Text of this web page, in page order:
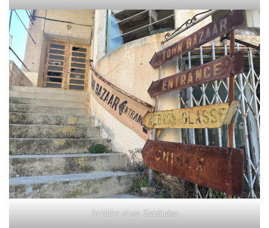
Schilder eines Gebäudes